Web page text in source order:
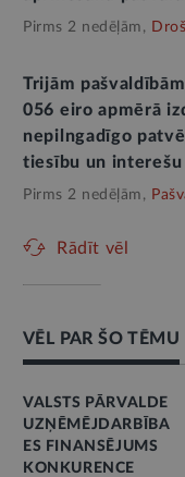
Pirms 2 nedēļām,
Trijām
056 eiro apmērā
nepilngadīgo
tiesību un interešu
Pirms 2 nedēļām,
Rādīt vēl
VĒL PAR ŠO TĒMU
VALSTS PĀRVALDE
UZŅĒMĒJDARBĪBA
ES FINANSĒJUMS
KONKURENCE